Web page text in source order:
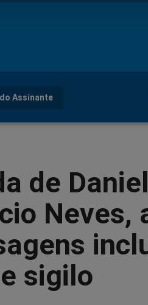
Assinante
de
Neves,
sigilo